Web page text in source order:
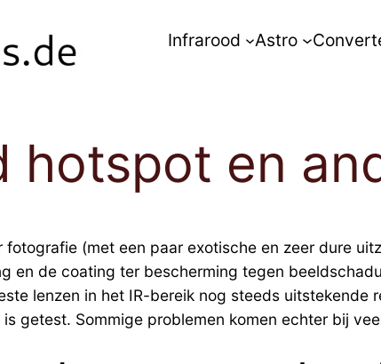
Infrarood Astro
hotspot en
(met een paar exotische en zeer dure
en de coating ter bescherming tegen
lenzen in het IR-bereik nog steeds
getest. Sommige problemen komen echter bij